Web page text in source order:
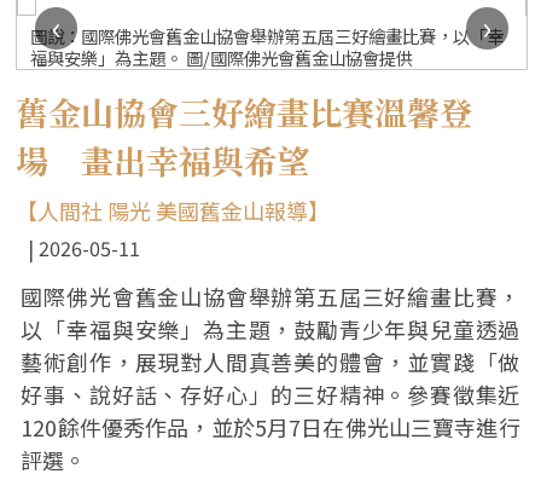
圖說：國際佛光會舊金山協會舉辦第五屆三好繪畫比賽，以「幸
福與安樂」為主題。 圖/國際佛光會舊金山協會提供
‹
›
舊金山協會三好繪畫比賽溫馨登
場 畫出幸福與希望
【人間社 陽光 美國舊金山報導】
2026-05-11
國際佛光會舊金山協會舉辦第五屆三好繪畫比賽，
以「幸福與安樂」為主題，鼓勵青少年與兒童透過
藝術創作，展現對人間真善美的體會，並實踐「做
好事、說好話、存好心」的三好精神。參賽徵集近
120餘件優秀作品，並於5月7日在佛光山三寶寺進行
評選。